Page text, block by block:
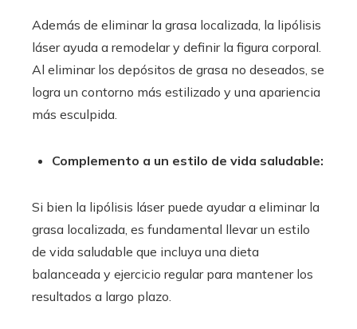
Además de eliminar la grasa localizada, la lipólisis
láser ayuda a remodelar y definir la figura corporal.
Al eliminar los depósitos de grasa no deseados, se
logra un contorno más estilizado y una apariencia
más esculpida.
Complemento a un estilo de vida saludable:
Si bien la lipólisis láser puede ayudar a eliminar la
grasa localizada, es fundamental llevar un estilo
de vida saludable que incluya una dieta
balanceada y ejercicio regular para mantener los
resultados a largo plazo.